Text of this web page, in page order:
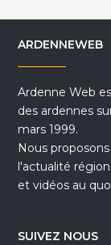
ARDENNEWEB
Ardenne Web
des ardennes
mars 1999.
Nous
l'actualité
et vidéos au
SUIVEZ NOUS